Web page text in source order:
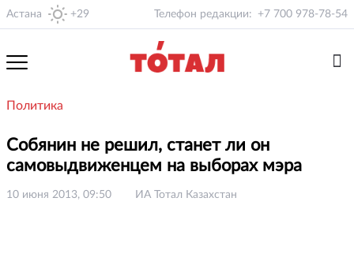
Астана +29 Телефон редакции: +7 700 978-78-54
Политика
Собянин не решил, станет ли он
самовыдвиженцем на выборах мэра
10 июня 2013, 09:50 ИА Тотал Казахстан